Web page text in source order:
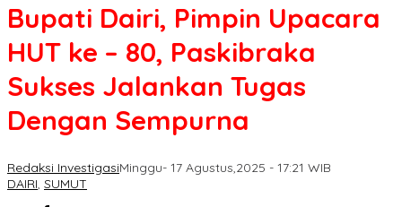
Bupati Dairi, Pimpin Upacara
HUT ke – 80, Paskibraka
Sukses Jalankan Tugas
Dengan Sempurna
Redaksi InvestigasiMinggu- 17 Agustus,2025 - 17:21 WIB
DAIRI, SUMUT